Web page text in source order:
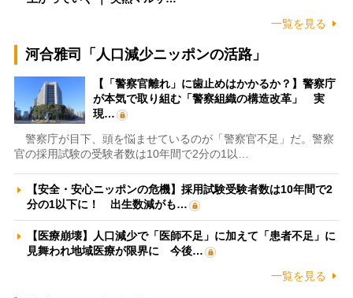
一覧を見る
河合雅司「人口減少ニッポンの活路」
【「警察官離れ」に歯止めはかかるか？】警察庁
が本気で取り組む「警察組織の構造改革」 実
現…
警察庁が目下、頭を悩ませているのが「警察官不足」だ。警察
官の採用試験の受験者数は10年間で2分の1以…
【安全・安心ニッポンの危機】採用試験受験者数は10年間で2
分の1以下に！ 出生数減がも…
【医療崩壊】人口減少で「医師不足」に加えて「患者不足」に
見舞われ地域医療が限界に 今後…
一覧を見る